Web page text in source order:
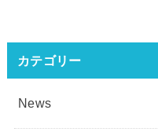
カテゴリー
News